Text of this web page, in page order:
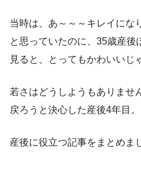
当時は、あ～～～キレイにな
と思っていたのに、35歳産後
見ると、とってもかわいいじ
若さはどうしようもありませ
戻ろうと決心した産後4年目。
産後に役立つ記事をまとめま